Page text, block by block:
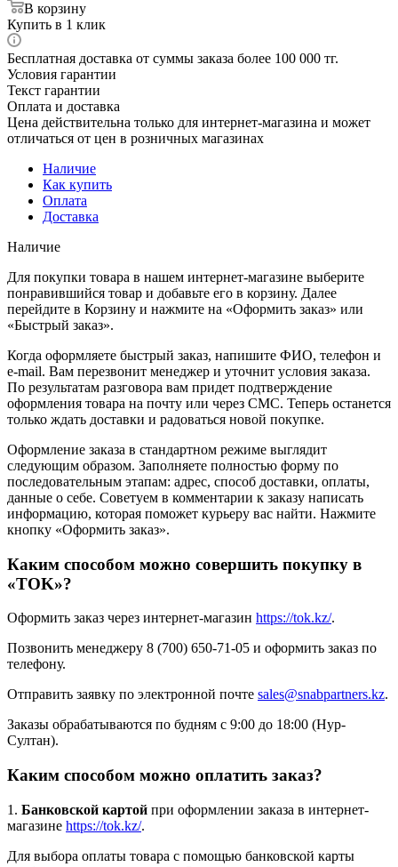
В корзину
Купить в 1 клик
Бесплатная доставка от суммы заказа более 100 000 тг.
Условия гарантии
Текст гарантии
Оплата и доставка
Цена действительна только для интернет-магазина и может
отличаться от цен в розничных магазинах
Наличие
Как купить
Оплата
Доставка
Наличие
Для покупки товара в нашем интернет-магазине выберите
понравившийся товар и добавьте его в корзину. Далее
перейдите в Корзину и нажмите на «Оформить заказ» или
«Быстрый заказ».
Когда оформляете быстрый заказ, напишите ФИО, телефон и
e-mail. Вам перезвонит менеджер и уточнит условия заказа.
По результатам разговора вам придет подтверждение
оформления товара на почту или через СМС. Теперь останется
только ждать доставки и радоваться новой покупке.
Оформление заказа в стандартном режиме выглядит
следующим образом. Заполняете полностью форму по
последовательным этапам: адрес, способ доставки, оплаты,
данные о себе. Советуем в комментарии к заказу написать
информацию, которая поможет курьеру вас найти. Нажмите
кнопку «Оформить заказ».
Каким способом можно совершить покупку в
«TOK»?
Оформить заказ через интернет-магазин https://tok.kz/.
Позвонить менеджеру 8 (700) 650-71-05 и оформить заказ по
телефону.
Отправить заявку по электронной почте sales@snabpartners.kz.
Заказы обрабатываются по будням с 9:00 до 18:00 (Нур-
Султан).
Каким способом можно оплатить заказ?
1. Банковской картой при оформлении заказа в интернет-
магазине https://tok.kz/.
Для выбора оплаты товара с помощью банковской карты